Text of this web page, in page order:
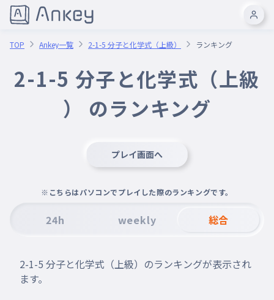
TOP Ankey一覧 2-1-5 分子と化学式（上級） ランキング
2-1-5 分子と化学式（上級
） のランキング
プレイ画面へ
※こちらはパソコンでプレイした際のランキングです。
24h weekly 総合
2-1-5 分子と化学式（上級）のランキングが表示され
ます。